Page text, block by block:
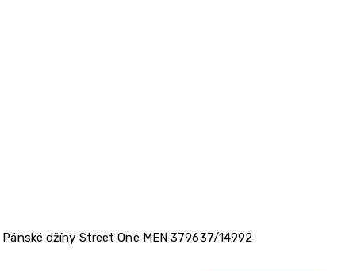
Pánské džíny Street One MEN 379637/14992